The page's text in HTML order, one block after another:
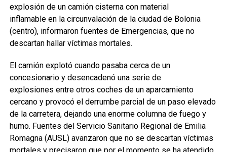
explosión de un camión cisterna con material
inflamable en la circunvalación de la ciudad de Bolonia
(centro), informaron fuentes de Emergencias, que no
descartan hallar víctimas mortales.
El camión explotó cuando pasaba cerca de un
concesionario y desencadenó una serie de
explosiones entre otros coches de un aparcamiento
cercano y provocó el derrumbe parcial de un paso elevado
de la carretera, dejando una enorme columna de fuego y
humo. Fuentes del Servicio Sanitario Regional de Emilia
Romagna (AUSL) avanzaron que no se descartan víctimas